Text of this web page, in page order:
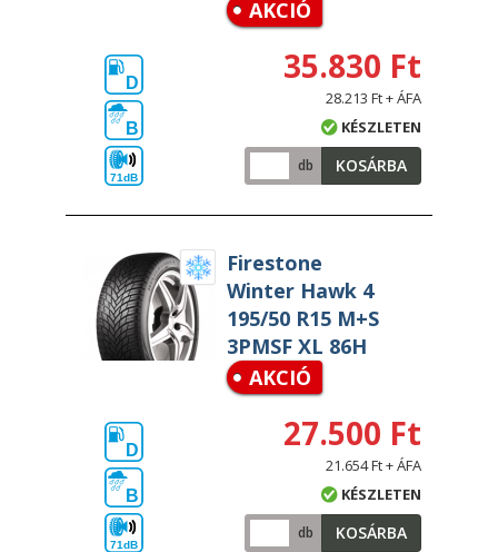
AKCIÓ
D
B
71dB
35.830 Ft
28.213 Ft + ÁFA
KÉSZLETEN
db KOSÁRBA
Firestone
Winter Hawk 4
195/50 R15 M+S
3PMSF XL 86H
AKCIÓ
D
B
71dB
27.500 Ft
21.654 Ft + ÁFA
KÉSZLETEN
db KOSÁRBA